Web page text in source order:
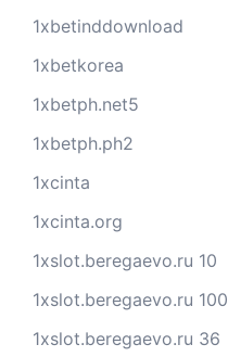
1xbetinddownload
1xbetkorea
1xbetph.net5
1xbetph.ph2
1xcinta
1xcinta.org
1xslot.beregaevo.ru 10
1xslot.beregaevo.ru 100
1xslot.beregaevo.ru 36